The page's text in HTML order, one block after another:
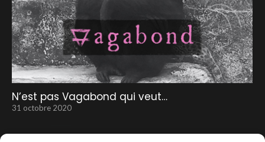
N’est pas Vagabond qui veut…
31 octobre 2020